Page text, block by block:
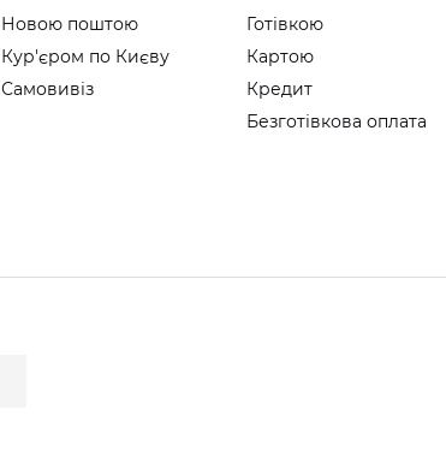
Новою поштою
Кур'єром по Києву
Самовивіз
Готівкою
Картою
Кредит
Безготівкова оплата